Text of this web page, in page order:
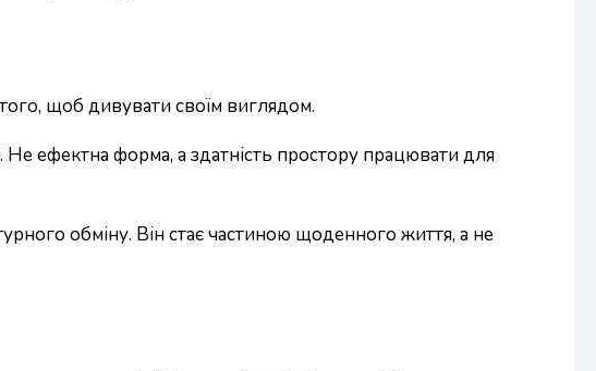
того, щоб дивувати своїм виглядом.
ефектна форма, а здатність простору працювати для
обміну. Він стає частиною щоденного життя, а не